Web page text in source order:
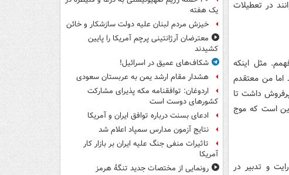
در تعطیلات
مثل اینکه
من معتقدم
داشت تا
است که موج
و تدبیر در
یک هفته
خیزش مردم لبنان علیه دولت سازشکار و خائن
معترضان آرژانتینی پرچم آمریکا را پایین
کشیدند
شکاف‌های عمیق در اسرائیل!
هشدار مقام ارشد یمن به عربستان سعودی
اردوغان: توافقنامه مکه پذیرای مشارکت
کشورهای دوست است
ادعای بسنت درباره توافق ایران و آمریکا
نتایج آزمون مدارس سمپاد اعلام شد
تاثیرات منفی جنگ علیه ایران بر بازار کار
آمریکا
رونمایی از مختصات جدید تنگۀ هرمز